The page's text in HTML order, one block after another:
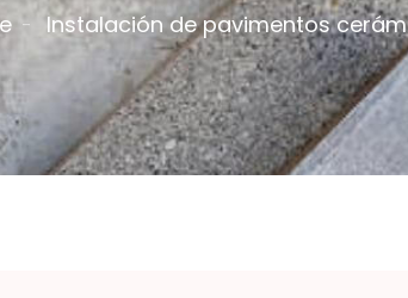
Instalación de pavimentos